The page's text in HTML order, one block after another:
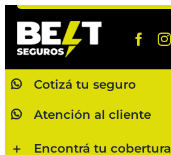
Saltar
contenido
Cotizá tu seguro
Atención al cliente
Encontrá tu cobertura